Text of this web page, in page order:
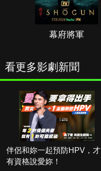
幕府將軍
看更多影劇新聞
伴侶和妳一起預防HPV，才
有資格說愛妳！